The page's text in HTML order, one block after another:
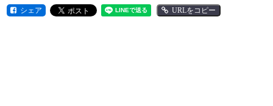
シェア URLをコピー